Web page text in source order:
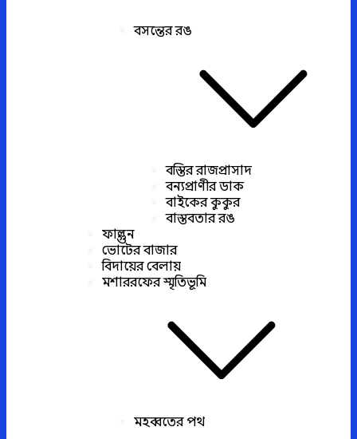
বসন্তের রঙ
বস্তির রাজপ্রাসাদ
বন্যপ্রাণীর ডাক
বাইকের কুকুর
বাস্তবতার রঙ
ফাল্গুন
ভোটের বাজার
বিদায়ের বেলায়
মশাররফের স্মৃতিভূমি
মহব্বতের পথ